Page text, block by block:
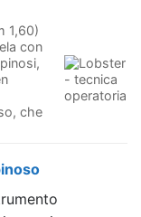
1,60)
con
che